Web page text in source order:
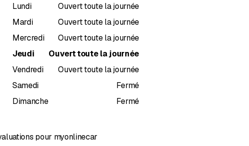
Lundi
Ouvert toute la journée
Mardi
Ouvert toute la journée
Mercredi
Ouvert toute la journée
Jeudi
Ouvert toute la journée
Vendredi
Ouvert toute la journée
Samedi
Fermé
Dimanche
Fermé
pour myonlinecar